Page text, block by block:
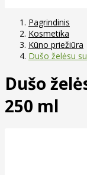
Pagrindinis
Kosmetika
Kūno priežiūra
Dušo želėsu
Dušo
250 ml